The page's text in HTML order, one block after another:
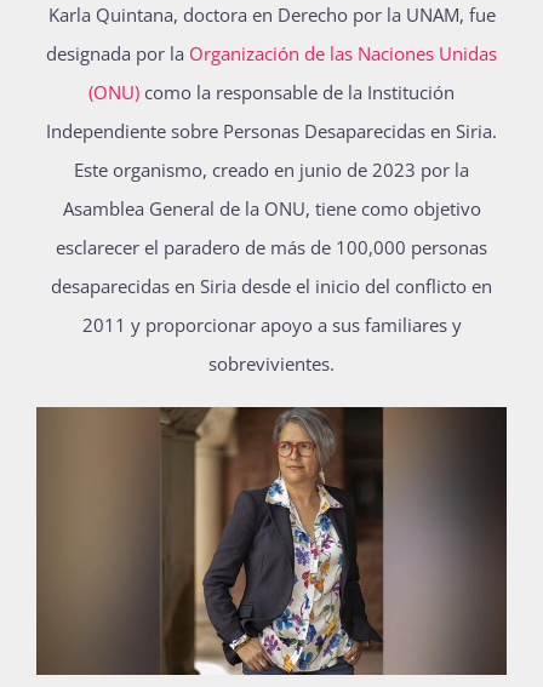
Recursos
Súmate
Publicaciones
Bienvenida generación 2027-1
Karla Quintana, doctora en Derecho por la UNAM, fue
designada por la Organización de las Naciones Unidas
(ONU) como la responsable de la Institución
Independiente sobre Personas Desaparecidas en Siria.
Este organismo, creado en junio de 2023 por la
Asamblea General de la ONU, tiene como objetivo
esclarecer el paradero de más de 100,000 personas
desaparecidas en Siria desde el inicio del conflicto en
2011 y proporcionar apoyo a sus familiares y
sobrevivientes.